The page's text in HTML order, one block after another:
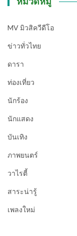
MV มิวสิควีดีโอ
ข่าวทั่วไทย
ดารา
ท่องเที่ยว
นักร้อง
นักแสดง
บันเทิง
ภาพยนตร์
วาไรตี้
สาระน่ารู้
เพลงใหม่